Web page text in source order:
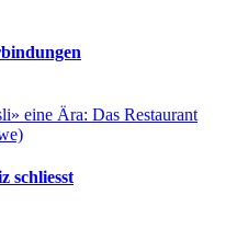
schliesst